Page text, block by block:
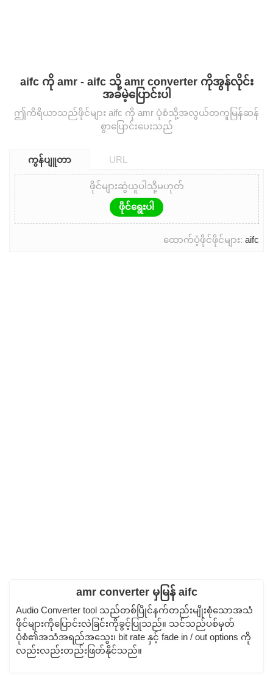
aifc ကို amr - aifc သို့ amr converter ကိုအွန်လိုင်း
အခမဲ့ပြောင်းပါ
ဤကိရိယာသည်ဖိုင်များ aifc ကို amr ပုံစံသို့အလွယ်တကူမြန်ဆန်
စွာပြောင်းပေးသည်
ကွန်ပျူတာ URL
ဖိုင်များဆွဲယူပါသို့မဟုတ်
ဖိုင်ရွေးပါ
ထောက်ပံ့ဖိုင်ဖိုင်များ: aifc
amr converter မှမြန် aifc
Audio Converter tool သည်တစ်ပြိုင်နက်တည်းမျိုးစုံသောအသံ
ဖိုင်များကိုပြောင်းလဲခြင်းကိုခွင့်ပြုသည်။ သင်သည်ပစ်မှတ်
ပုံစံ၏အသံအရည်အသွေး၊ bit rate နှင့် fade in / out options ကို
လည်းလည်းတည်းဖြတ်နိုင်သည်။